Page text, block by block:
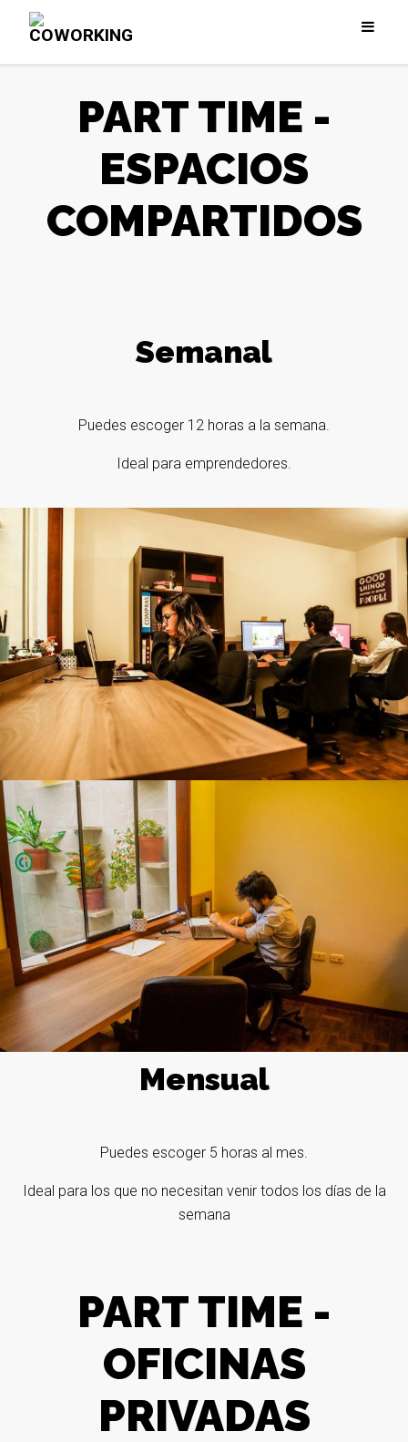
PART TIME -
ESPACIOS
COMPARTIDOS
Semanal
Puedes escoger 12 horas a la semana.
Ideal para emprendedores.
Mensual
Puedes escoger 5 horas al mes.
Ideal para los que no necesitan venir todos los días de la
semana
PART TIME -
OFICINAS
PRIVADAS